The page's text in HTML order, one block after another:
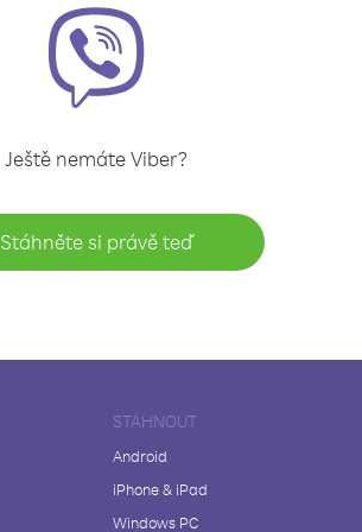
Ještě nemáte Viber?
Stáhněte si právě teď
STÁHNOUT
Android
iPhone & iPad
Windows PC